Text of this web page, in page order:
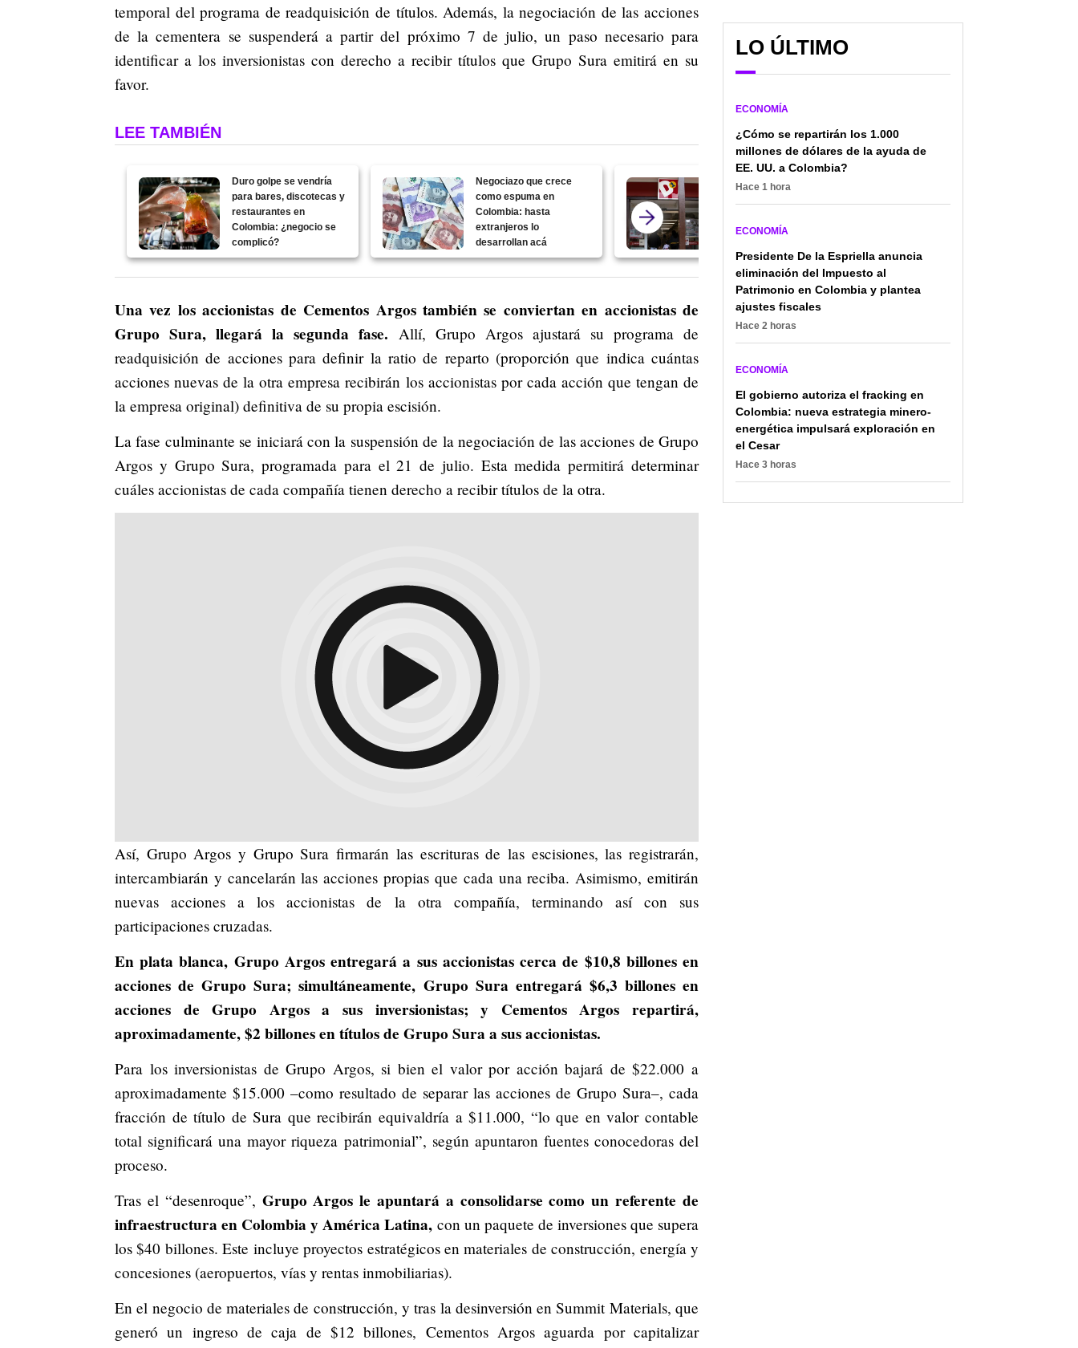
temporal del programa de readquisición de títulos. Además, la negociación de las acciones
de la cementera se suspenderá a partir del próximo 7 de julio, un paso necesario para
identificar a los inversionistas con derecho a recibir títulos que Grupo Sura emitirá en su
favor.
LEE TAMBIÉN
Duro golpe se vendría
para bares, discotecas y
restaurantes en
Colombia: ¿negocio se
complicó?
Negociazo que crece
como espuma en
Colombia: hasta
extranjeros lo
desarrollan acá
El secreto que esconde
reconocida empresa
Una vez los accionistas de Cementos Argos también se conviertan en accionistas de
Grupo Sura, llegará la segunda fase. Allí, Grupo Argos ajustará su programa de
readquisición de acciones para definir la ratio de reparto (proporción que indica cuántas
acciones nuevas de la otra empresa recibirán los accionistas por cada acción que tengan de
la empresa original) definitiva de su propia escisión.
La fase culminante se iniciará con la suspensión de la negociación de las acciones de Grupo
Argos y Grupo Sura, programada para el 21 de julio. Esta medida permitirá determinar
cuáles accionistas de cada compañía tienen derecho a recibir títulos de la otra.
Así, Grupo Argos y Grupo Sura firmarán las escrituras de las escisiones, las registrarán,
intercambiarán y cancelarán las acciones propias que cada una reciba. Asimismo, emitirán
nuevas acciones a los accionistas de la otra compañía, terminando así con sus
participaciones cruzadas.
En plata blanca, Grupo Argos entregará a sus accionistas cerca de $10,8 billones en
acciones de Grupo Sura; simultáneamente, Grupo Sura entregará $6,3 billones en
acciones de Grupo Argos a sus inversionistas; y Cementos Argos repartirá,
aproximadamente, $2 billones en títulos de Grupo Sura a sus accionistas.
Para los inversionistas de Grupo Argos, si bien el valor por acción bajará de $22.000 a
aproximadamente $15.000 –como resultado de separar las acciones de Grupo Sura–, cada
fracción de título de Sura que recibirán equivaldría a $11.000, “lo que en valor contable
total significará una mayor riqueza patrimonial”, según apuntaron fuentes conocedoras del
proceso.
Tras el “desenroque”, Grupo Argos le apuntará a consolidarse como un referente de
infraestructura en Colombia y América Latina, con un paquete de inversiones que supera
los $40 billones. Este incluye proyectos estratégicos en materiales de construcción, energía y
concesiones (aeropuertos, vías y rentas inmobiliarias).
En el negocio de materiales de construcción, y tras la desinversión en Summit Materials, que
generó un ingreso de caja de $12 billones, Cementos Argos aguarda por capitalizar
LO ÚLTIMO
ECONOMÍA
¿Cómo se repartirán los 1.000
millones de dólares de la ayuda de
EE. UU. a Colombia?
Hace 1 hora
ECONOMÍA
Presidente De la Espriella anuncia
eliminación del Impuesto al
Patrimonio en Colombia y plantea
ajustes fiscales
Hace 2 horas
ECONOMÍA
El gobierno autoriza el fracking en
Colombia: nueva estrategia minero-
energética impulsará exploración en
el Cesar
Hace 3 horas